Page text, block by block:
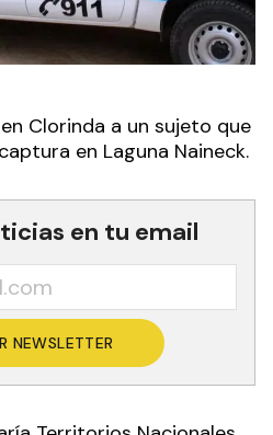
Clorinda a un sujeto que
en Laguna Naineck.
en tu email
NEWSLETTER